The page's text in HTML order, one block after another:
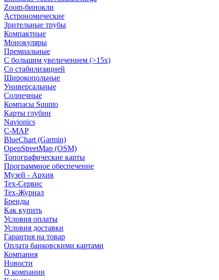
Zoom-бинокли
Астрономические
Зрительные трубы
Компактные
Монокуляры
Премиальные
С большим увеличением (>15x)
Со стабилизацией
Широкопольные
Универсальные
Солнечные
Компасы Suunto
Карты глубин
Navionics
C-MAP
BlueChart (Garmin)
OpenStreetMap (OSM)
Топографические карты
Программное обеспечение
Музей - Архив
Tex-Сервис
Тех-Журнал
Бренды
Как купить
Условия оплаты
Условия доставки
Гарантия на товар
Оплата банковскими картами
Компания
Новости
О компании